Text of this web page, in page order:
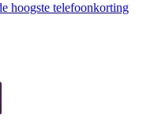
hoogste telefoonkorting